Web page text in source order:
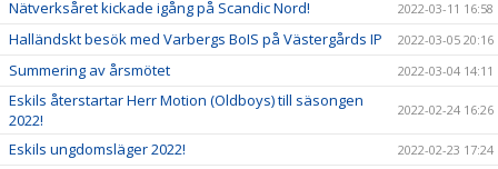
Nätverksåret kickade igång på Scandic Nord! 2022-03-11 16:58
Halländskt besök med Varbergs BoIS på Västergårds IP 2022-03-05 20:16
Summering av årsmötet 2022-03-04 14:11
Eskils återstartar Herr Motion (Oldboys) till säsongen
2022!
2022-02-24 16:26
Eskils ungdomsläger 2022! 2022-02-23 17:24